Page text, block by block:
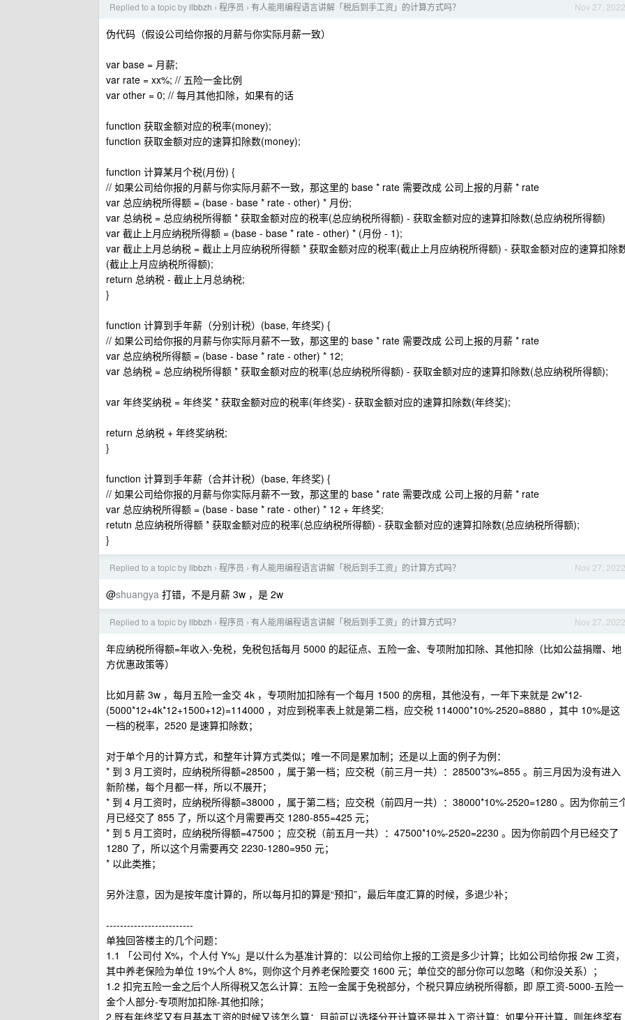
Nov 27, 2022
Replied to a topic by llbbzh › 程序员 › 有人能用编程语言讲解「税后到手工资」的计算方式吗？
伪代码（假设公司给你报的月薪与你实际月薪一致）
var base = 月薪;
var rate = xx%; // 五险一金比例
var other = 0; // 每月其他扣除，如果有的话
function 获取金额对应的税率(money);
function 获取金额对应的速算扣除数(money);
function 计算某月个税(月份) {
// 如果公司给你报的月薪与你实际月薪不一致，那这里的 base * rate 需要改成 公司上报的月薪 * rate
var 总应纳税所得额 = (base - base * rate - other) * 月份;
var 总纳税 = 总应纳税所得额 * 获取金额对应的税率(总应纳税所得额) - 获取金额对应的速算扣除数(总应纳税所得额)
var 截止上月应纳税所得额 = (base - base * rate - other) * (月份 - 1);
var 截止上月总纳税 = 截止上月应纳税所得额 * 获取金额对应的税率(截止上月应纳税所得额) - 获取金额对应的速算扣除
(截止上月应纳税所得额);
return 总纳税 - 截止上月总纳税;
}
function 计算到手年薪（分别计税）(base, 年终奖) {
// 如果公司给你报的月薪与你实际月薪不一致，那这里的 base * rate 需要改成 公司上报的月薪 * rate
var 总应纳税所得额 = (base - base * rate - other) * 12;
var 总纳税 = 总应纳税所得额 * 获取金额对应的税率(总应纳税所得额) - 获取金额对应的速算扣除数(总应纳税所得额);
var 年终奖纳税 = 年终奖 * 获取金额对应的税率(年终奖) - 获取金额对应的速算扣除数(年终奖);
return 总纳税 + 年终奖纳税;
}
function 计算到手年薪（合并计税）(base, 年终奖) {
// 如果公司给你报的月薪与你实际月薪不一致，那这里的 base * rate 需要改成 公司上报的月薪 * rate
var 总应纳税所得额 = (base - base * rate - other) * 12 + 年终奖;
retutn 总应纳税所得额 * 获取金额对应的税率(总应纳税所得额) - 获取金额对应的速算扣除数(总应纳税所得额);
}
Nov 27, 2022
Replied to a topic by llbbzh › 程序员 › 有人能用编程语言讲解「税后到手工资」的计算方式吗？
@shuangya 打错，不是月薪 3w ，是 2w
Nov 27, 2022
Replied to a topic by llbbzh › 程序员 › 有人能用编程语言讲解「税后到手工资」的计算方式吗？
年应纳税所得额=年收入-免税，免税包括每月 5000 的起征点、五险一金、专项附加扣除、其他扣除（比如公益捐赠、地
方优惠政策等）
比如月薪 3w ，每月五险一金交 4k ，专项附加扣除有一个每月 1500 的房租，其他没有，一年下来就是 2w*12-
(5000*12+4k*12+1500+12)=114000 ，对应到税率表上就是第二档，应交税 114000*10%-2520=8880 ，其中 10%是这
一档的税率，2520 是速算扣除数；
对于单个月的计算方式，和整年计算方式类似；唯一不同是累加制；还是以上面的例子为例：
* 到 3 月工资时，应纳税所得额=28500 ，属于第一档；应交税（前三月一共）：28500*3%=855 。前三月因为没有进入
新阶梯，每个月都一样，所以不展开；
* 到 4 月工资时，应纳税所得额=38000 ，属于第二档；应交税（前四月一共）：38000*10%-2520=1280 。因为你前三
月已经交了 855 了，所以这个月需要再交 1280-855=425 元；
* 到 5 月工资时，应纳税所得额=47500 ；应交税（前五月一共）：47500*10%-2520=2230 。因为你前四个月已经交了
1280 了，所以这个月需要再交 2230-1280=950 元；
* 以此类推；
另外注意，因为是按年度计算的，所以每月扣的算是“预扣”，最后年度汇算的时候，多退少补；
-------------------------
单独回答楼主的几个问题：
1.1 「公司付 X%，个人付 Y%」是以什么为基准计算的：以公司给你上报的工资是多少计算；比如公司给你报 2w 工资，
其中养老保险为单位 19%个人 8%，则你这个月养老保险要交 1600 元；单位交的部分你可以忽略（和你没关系）；
1.2 扣完五险一金之后个人所得税又怎么计算：五险一金属于免税部分，个税只算应纳税所得额，即 原工资-5000-五险一
金个人部分-专项附加扣除-其他扣除；
2.既有年终奖又有月基本工资的时候又该怎么算：目前可以选择分开计算还是并入工资计算；如果分开计算，则年终奖有